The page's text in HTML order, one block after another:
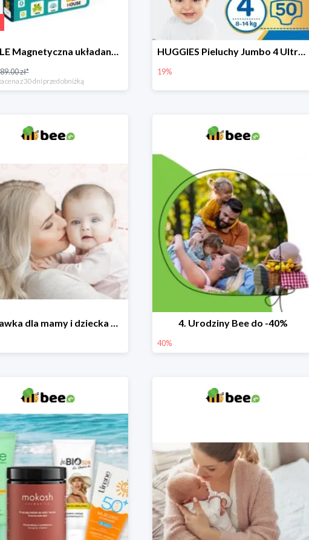
PUZZLE Magnetyczna układanka Alfabet
89.00 zł*
cena z 30 dni przed obniżką
HUGGIES Pieluchy Jumbo 4 Ultra Comfort -19%
19%
Wyprawka dla mamy i dziecka do -25% 4. Urodziny Bee do -40%
40%